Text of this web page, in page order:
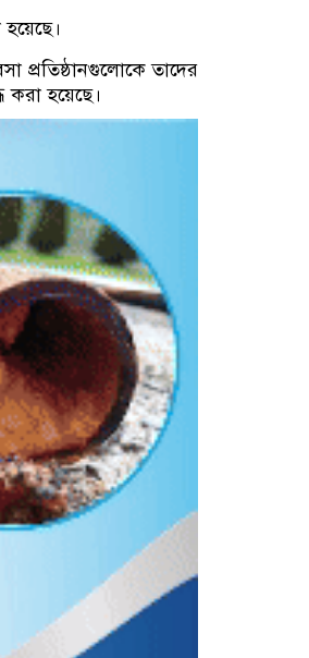
প্রতিষ্ঠানগুলোকে তাদের
করা হয়েছে।